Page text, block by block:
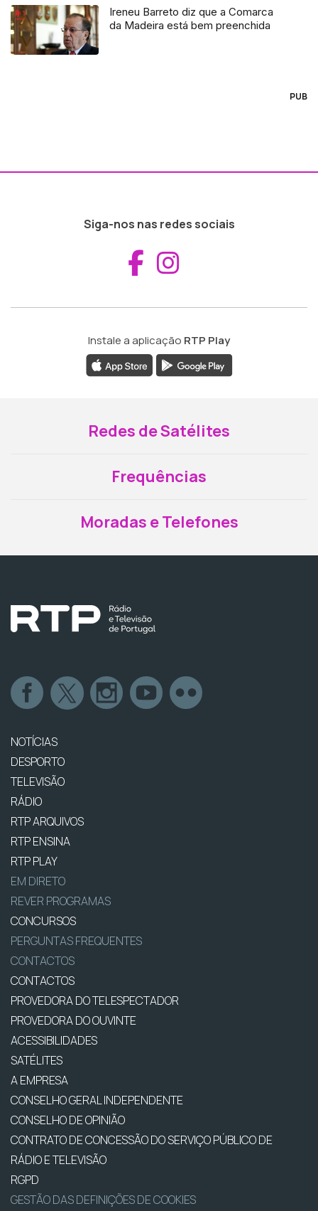
Ireneu Barreto diz que a Comarca
da Madeira está bem preenchida
PUB
Siga-nos nas redes sociais
Aceder ao
Instale a aplicação RTP Play
Redes de Satélites
Frequências
Moradas e Telefones
NOTÍCIAS
DESPORTO
TELEVISÃO
RÁDIO
RTP ARQUIVOS
RTP ENSINA
RTP PLAY
EM DIRETO
REVER PROGRAMAS
CONCURSOS
PERGUNTAS FREQUENTES
CONTACTOS
CONTACTOS
PROVEDORA DO TELESPECTADOR
PROVEDORA DO OUVINTE
ACESSIBILIDADES
SATÉLITES
A EMPRESA
CONSELHO GERAL INDEPENDENTE
CONSELHO DE OPINIÃO
CONTRATO DE CONCESSÃO DO SERVIÇO PÚBLICO DE
RÁDIO E TELEVISÃO
RGPD
GESTÃO DAS DEFINIÇÕES DE COOKIES